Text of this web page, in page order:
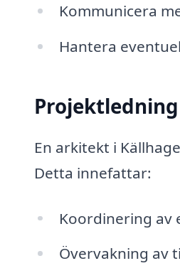
Kommunicera
Hantera
Projektledning
En arkitekt i
Detta innefattar:
Koordinering av
Övervakning av